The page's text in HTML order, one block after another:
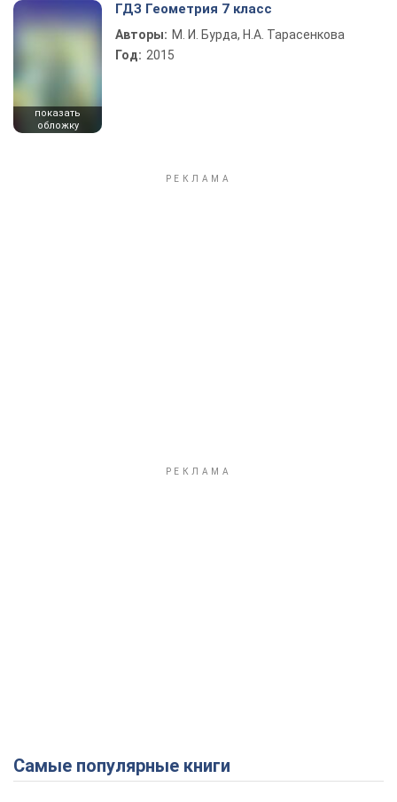
показать
обложку
ГДЗ Геометрия 7 класс
Авторы: М. И. Бурда, Н.А. Тарасенкова
Год: 2015
Самые популярные книги